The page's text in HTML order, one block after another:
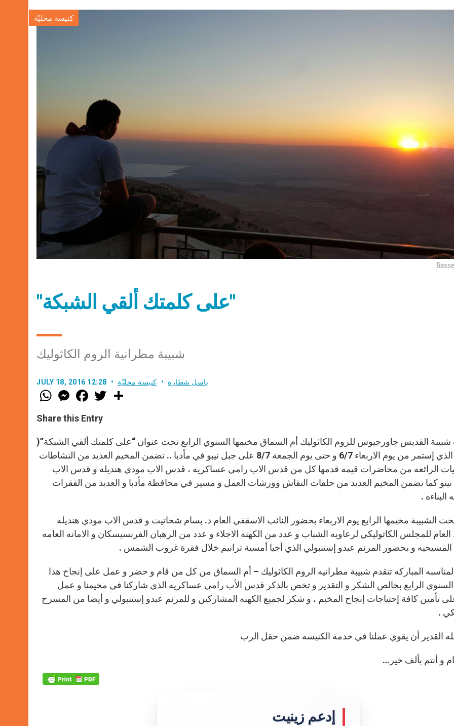
كنيسة محليّة
"على كلمتك ألقي الشبكة"
شبيبة مطرانية الروم الكاثوليك
JULY 18, 2016 12:28 باسل شطارة كنيسة محليّة
W
h
t
s
p
p
M
e
s
e
g
e
r
F
a
e
b
o
k
w
r
Share this Entry
شبيبة القديس جاورجيوس للروم الكاثوليك أم السماق مخيمها السنوي الرابع تحت عنوان “على كلمتك ألقي الشبكة”(
لو 5:5) الذي إستمر من يوم الاربعاء 6/7 و حتى يوم الجمعة 8/7 على جبل نيبو في مأدبا .. تضمن المخيم العديد من النشاطات
الرائعه من محاضرات قيمه قدمها كل من قدس الاب رامي عساكريه ، قدس الاب مودي هنديله و قدس الاب
نينو كما تضمن المخيم العديد من حلقات النقاش وورشات العمل و مسير في محافظة مأدبا و العديد من الفقرات
البناءه .
الشبيبة مخيمها الرابع يوم الاربعاء بحضور النائب الاسقفي العام د. بسام شحاتيت و قدس الاب مودي هنديله
للمجلس الكاثوليكي لرعاويه الشباب و عدد من الكهنه الاجلاء و عدد من الرهبان الفرنسيسكان و الامانه العامه
المسيحيه و بحضور المرنم عبدو إستنبولي الذي أحيا أمسية ترانيم خلال فقرة غروب الشمس .
المباركه تتقدم شبيبة مطرانيه الروم الكاثوليك – أم السماق من كل من قام و حضر و عمل على إنجاح هذا
السنوي الرابع بخالص الشكر و التقدير و تخص بالذكر قدس الأب رامي عساكريه الذي شاركنا في مخيمنا و عمل
تأمين كافة إحتياجات إنجاح المخيم ، و شكر لجميع الكهنه المشاركين و للمرنم عبدو إستنبولي و أيضا من المسرح
.
القدير أن يقوي عملنا في خدمة الكنيسه ضمن حقل الرب
و أنتم بألف خير…
إدعم زينيت